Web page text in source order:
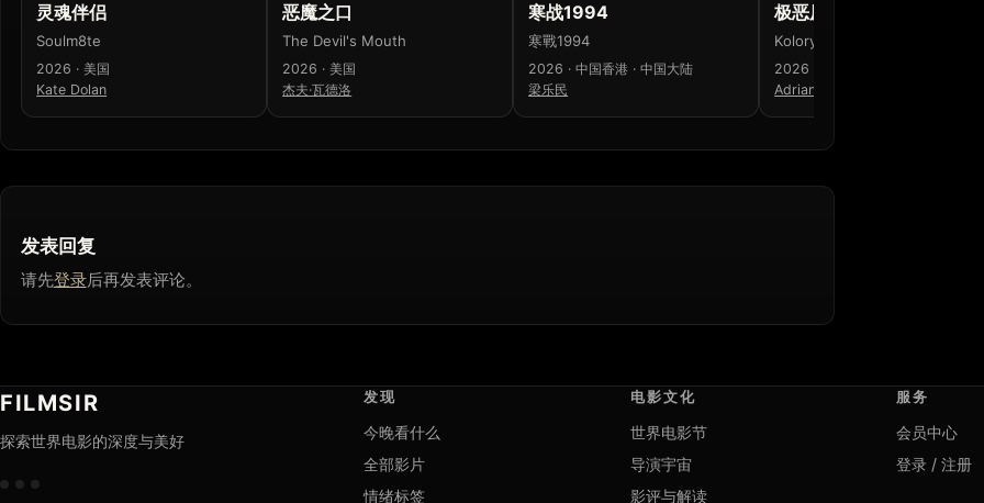
灵魂伴侣
Soulm8te
2026 · 美国
Kate Dolan
恶魔之口
The Devil's Mouth
2026 · 美国
杰夫·瓦德洛
寒战1994
寒戰1994
2026 · 中国香港 · 中国大陆
梁乐民
极恶原色：黑暗谜镇
Kolory zła: Czerń
2026 · 波兰
Adrian Panek
发表回复
请先登录后再发表评论。
FILMSIR
探索世界电影的深度与美好
发现
今晚看什么
全部影片
情绪标签
电影文化
世界电影节
导演宇宙
影评与解读
服务
会员中心
登录 / 注册